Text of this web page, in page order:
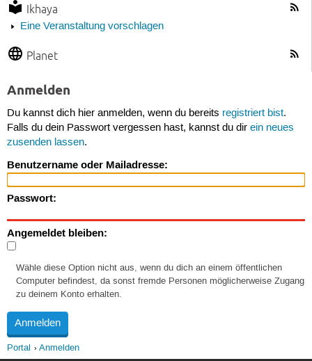
Ikhaya
Eine Veranstaltung vorschlagen
Planet
Anmelden
Du kannst dich hier anmelden, wenn du bereits registriert bist.
Falls du dein Passwort vergessen hast, kannst du dir ein neues
zusenden lassen.
Benutzername oder Mailadresse:
Passwort:
Angemeldet bleiben:
Wähle diese Option nicht aus, wenn du dich an einem öffentlichen
Computer befindest, da sonst fremde Personen möglicherweise Zugang
zu deinem Konto erhalten.
Portal Anmelden